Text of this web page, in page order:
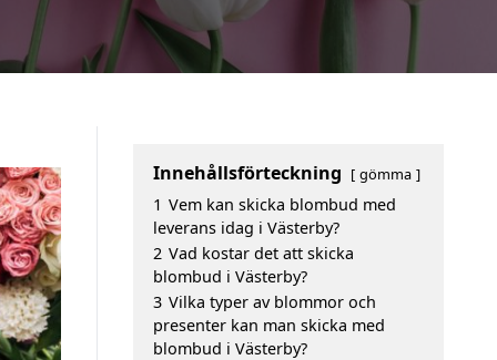
Innehållsförteckning gömma
1 Vem kan skicka blombud med
leverans idag i Västerby?
2 Vad kostar det att skicka
blombud i Västerby?
3 Vilka typer av blommor och
presenter kan man skicka med
blombud i Västerby?